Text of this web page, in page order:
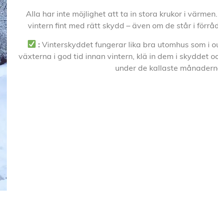
Alla har inte möjlighet att ta in stora krukor i
vintern fint med rätt skydd – även om de står i
: Vinterskyddet fungerar lika bra utomhus som i
växterna i god tid innan vintern, klä in dem i skyddet
under de kallaste